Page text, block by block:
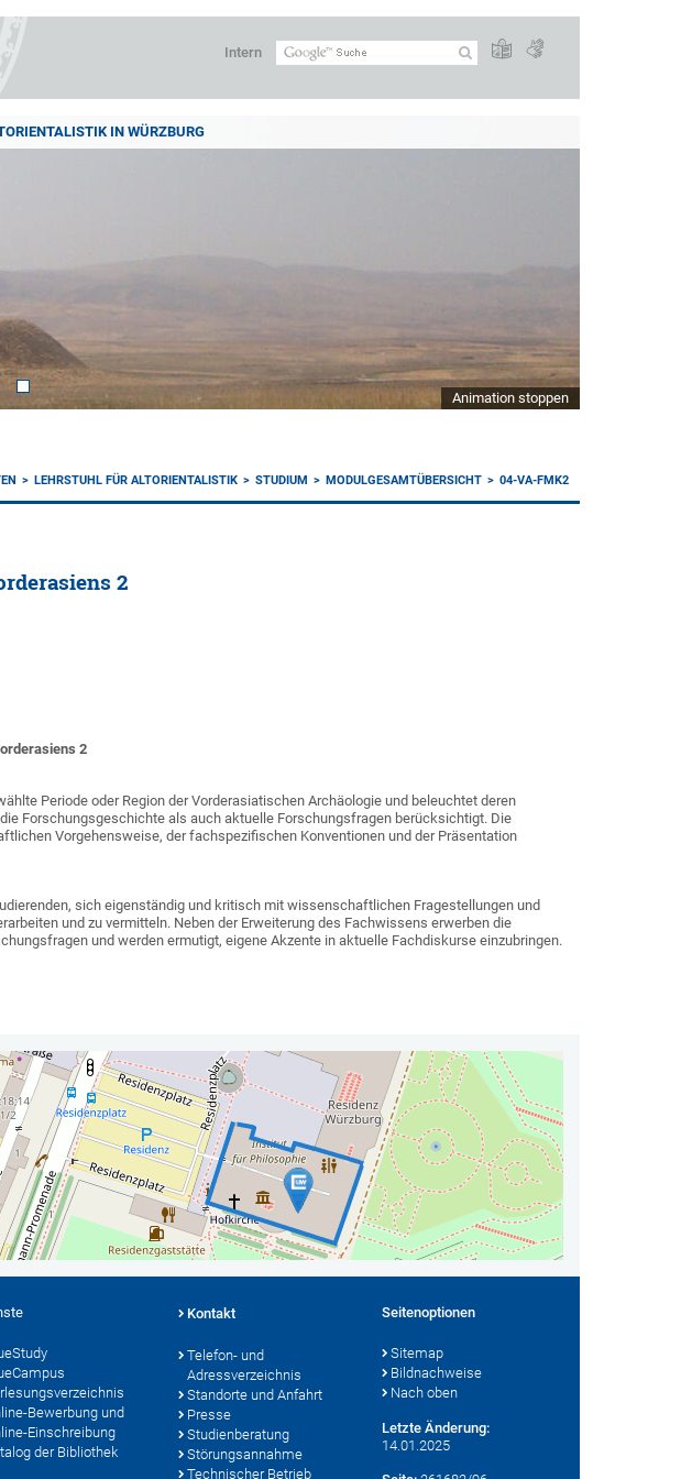
Intern
IN WÜRZBURG
Animation stoppen
LEHRSTUHL FÜR ALTORIENTALISTIK STUDIUM MODULGESAMTÜBERSICHT 04-VA-FMK2
2
2
Periode oder Region der Vorderasiatischen Archäologie und beleuchtet deren
Forschungsgeschichte als auch aktuelle Forschungsfragen berücksichtigt. Die
Vorgehensweise, der fachspezifischen Konventionen und der Präsentation
sich eigenständig und kritisch mit wissenschaftlichen Fragestellungen und
und zu vermitteln. Neben der Erweiterung des Fachwissens erwerben die
und werden ermutigt, eigene Akzente in aktuelle Fachdiskurse einzubringen.
Bewerbung und
Einschreibung
der Bibliothek
Kontakt
Telefon- und
Adressverzeichnis
Standorte und Anfahrt
Presse
Studienberatung
Störungsannahme
Technischer Betrieb
Seitenoptionen
Sitemap
Bildnachweise
Nach oben
Letzte Änderung:
14.01.2025